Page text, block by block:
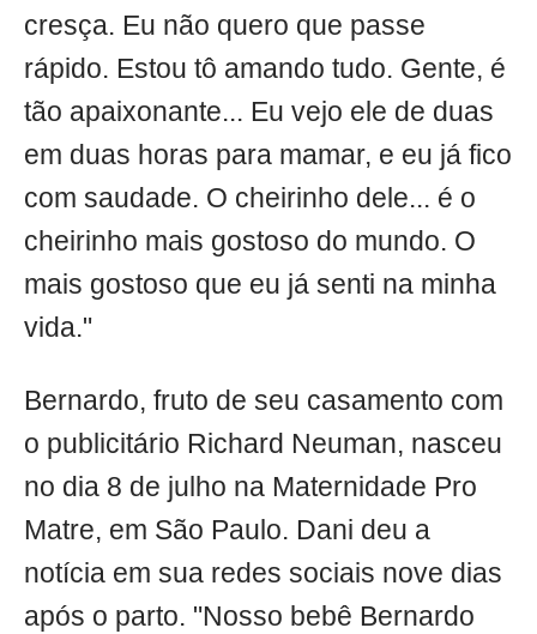
cresça. Eu não quero que passe
rápido. Estou tô amando tudo. Gente, é
tão apaixonante... Eu vejo ele de duas
em duas horas para mamar, e eu já fico
com saudade. O cheirinho dele... é o
cheirinho mais gostoso do mundo. O
mais gostoso que eu já senti na minha
vida."
Bernardo, fruto de seu casamento com
o publicitário Richard Neuman, nasceu
no dia 8 de julho na Maternidade Pro
Matre, em São Paulo. Dani deu a
notícia em sua redes sociais nove dias
após o parto. "Nosso bebê Bernardo